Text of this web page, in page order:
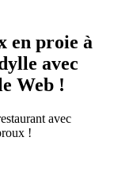
en proie à
avec
Web !
avec
!